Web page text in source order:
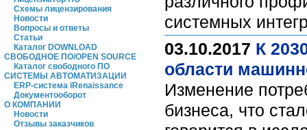
Схемы лицензирования
Новости
Вопросы и ответы
Статьи
Каталог DOWNLOAD
СВОБОДНОЕ ПО/OPEN SOURCE
Каталог свободного ПО
СИСТЕМЫ АВТОМАТИЗАЦИИ
ERP-система iRenaissance
Документооборот
О КОМПАНИИ
Новости
Отзывы заказчиков
системных
03.10.2017 К
области
Изменение
бизнеса, что